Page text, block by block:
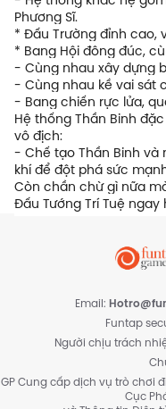
Phương Sĩ.
* Đấu Trường đỉnh cao,
* Bang Hội đông đúc,
- Cùng nhau xây dựng
- Cùng nhau kề vai sát
- Bang chiến rực lửa,
Hệ thống Thần Binh
vô địch:
- Chế tạo Thần Binh và
khí để đột phá sức
Còn chần chừ gì nữa
Đấu Tướng Trí Tuệ
Email:
Funtap
Người chịu trách
GP Cung cấp dịch vụ trò chơi
Cục